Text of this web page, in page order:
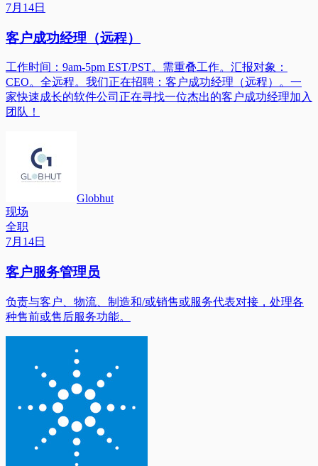
7月14日
客户成功经理（远程）
工作时间：9am-5pm EST/PST。需重叠工作。汇报对象：
CEO。全远程。我们正在招聘：客户成功经理（远程）。一
家快速成长的软件公司正在寻找一位杰出的客户成功经理加入
团队！
Globhut
现场
全职
7月14日
客户服务管理员
负责与客户、物流、制造和/或销售或服务代表对接，处理各
种售前或售后服务功能。